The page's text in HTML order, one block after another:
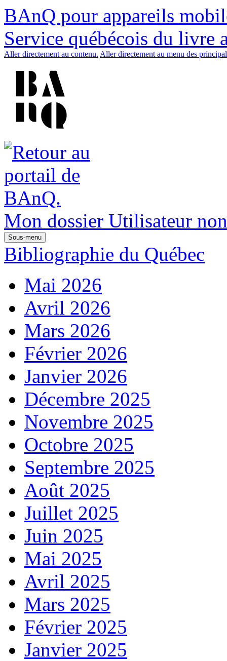
BAnQ pour appareils
Service québécois du livre
Aller directement au contenu. Aller directement au menu des
Mon dossier Utilisateur
Sous-menu
Bibliographie du Québec
Mai 2026
Avril 2026
Mars 2026
Février 2026
Janvier 2026
Décembre 2025
Novembre 2025
Octobre 2025
Septembre 2025
Août 2025
Juillet 2025
Juin 2025
Mai 2025
Avril 2025
Mars 2025
Février 2025
Janvier 2025